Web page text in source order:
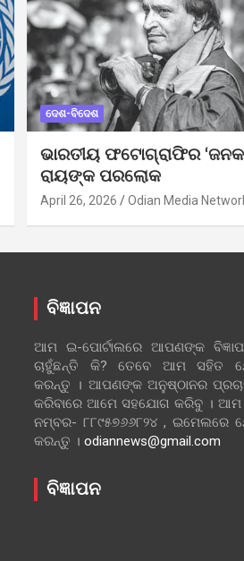
ଦେଶ-ବିଦେଶ
ଭାରତୀୟ ଫଟୋଗ୍ରାଫିର
ରାୟଙ୍କ ପରଲୋକ
April 26, 2026 Odian Media
ବିଜ୍ଞାପନ
ଆମ ଇ-ପୋର୍ଟାଲରେ ଆପଣଙ୍କ
ଚାହୁଁଛନ୍ତି କି? ତେବେ ଆମ ସହିତ
କରନ୍ତୁ । ଆପଣଙ୍କ ଅନୁଷ୍ଠାନର
କରିବାରେ ଆମେ ସହଯୋଗ କରିବୁ । ଆମ
ନମ୍ବର- ୮୮୯୫୭୬୬୮୨୪ , ଇମେଲରେ
କରନ୍ତୁ । odiannews@gmail.com
ବିଜ୍ଞାପନ